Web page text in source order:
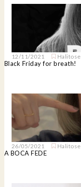
12/11/2021 Halitose
Black Friday for breath!
26/05/2021 Halitose
A BOCA FEDE